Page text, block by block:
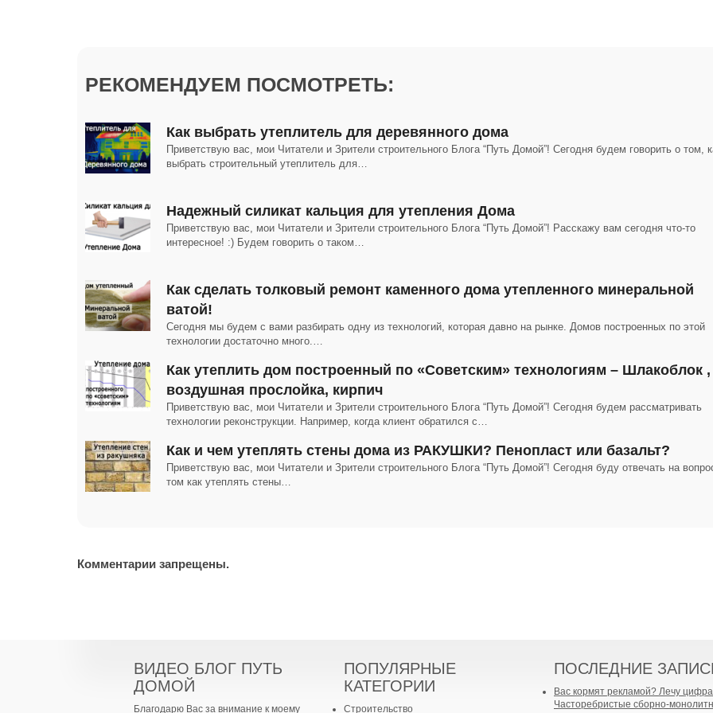
РЕКОМЕНДУЕМ ПОСМОТРЕТЬ:
Как выбрать утеплитель для деревянного дома
Приветствую вас, мои Читатели и Зрители строительного Блога “Путь Домой”! Сегодня будем говорить о том,
выбрать строительный утеплитель для…
Надежный силикат кальция для утепления Дома
Приветствую вас, мои Читатели и Зрители строительного Блога “Путь Домой”! Расскажу вам сегодня что-то
интересное! :) Будем говорить о таком…
Как сделать толковый ремонт каменного дома утепленного минеральной
ватой!
Сегодня мы будем с вами разбирать одну из технологий, которая давно на рынке. Домов построенных по этой
технологии достаточно много.…
Как утеплить дом построенный по «Советским» технологиям – Шлакоблок ,
воздушная прослойка, кирпич
Приветствую вас, мои Читатели и Зрители строительного Блога “Путь Домой”! Сегодня будем рассматривать
технологии реконструкции. Например, когда клиент обратился с…
Как и чем утеплять стены дома из РАКУШКИ? Пенопласт или базальт?
Приветствую вас, мои Читатели и Зрители строительного Блога “Путь Домой”! Сегодня буду отвечать на
том как утеплять стены…
Комментарии запрещены.
ВИДЕО БЛОГ ПУТЬ
ДОМОЙ
Благодарю Вас за внимание к моему
ПОПУЛЯРНЫЕ
КАТЕГОРИИ
Строительство
ПОСЛЕДНИЕ
Вас кормят рекламой? Лечу
Часторебристые сборно-